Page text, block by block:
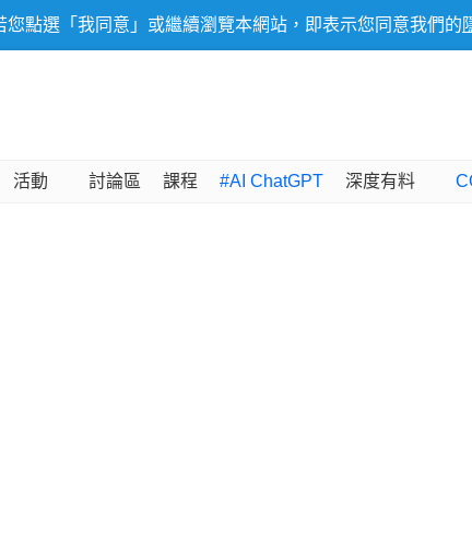
點選「我同意」或繼續瀏覽本網站，即表示您同意我們的
活動 討論區 課程 #AI ChatGPT 深度有料